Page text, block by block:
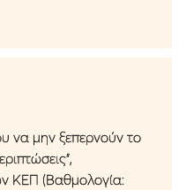
να μην ξεπερνούν το
ΚΕΠ (Βαθμολογία: